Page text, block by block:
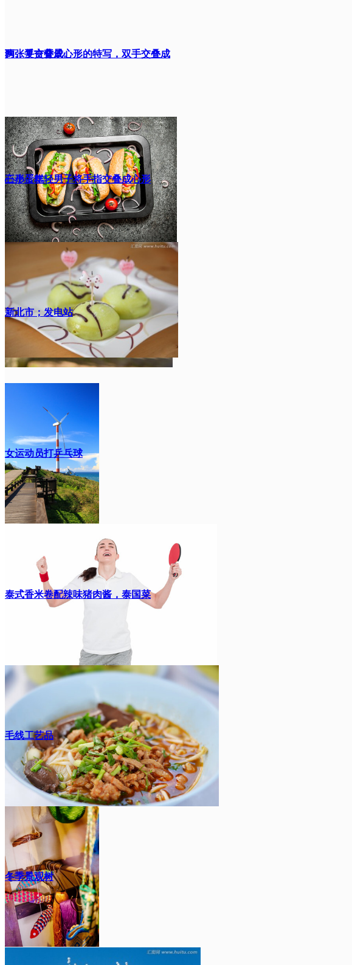
狗。复古背景。
两张手交叠成心形的特写，双手交叠成
心形，年轻男子将手指交叠成心形
三小蛋糕
新北市；发电站
女运动员打乒乓球
泰式香米卷配辣味猪肉酱，泰国菜
毛线工艺品
冬季景观树